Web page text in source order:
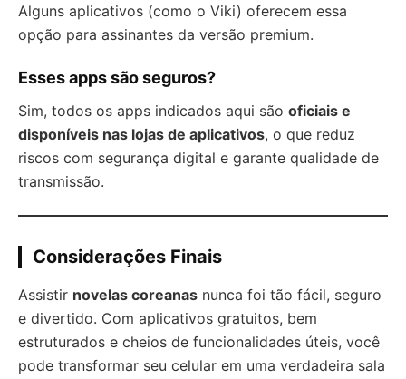
Alguns aplicativos (como o Viki) oferecem essa
opção para assinantes da versão premium.
Esses apps são seguros?
Sim, todos os apps indicados aqui são oficiais e
disponíveis nas lojas de aplicativos, o que reduz
riscos com segurança digital e garante qualidade de
transmissão.
Considerações Finais
Assistir novelas coreanas nunca foi tão fácil, seguro
e divertido. Com aplicativos gratuitos, bem
estruturados e cheios de funcionalidades úteis, você
pode transformar seu celular em uma verdadeira sala